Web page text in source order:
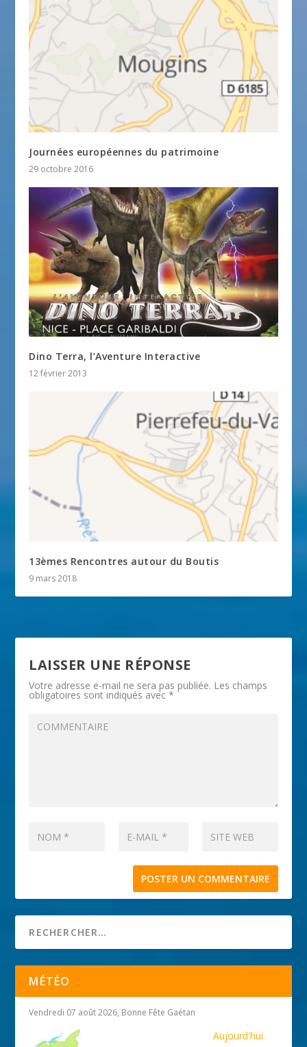
Journées européennes du patrimoine
29 octobre 2016
Dino Terra, l’Aventure Interactive
12 février 2013
13èmes Rencontres autour du Boutis
9 mars 2018
LAISSER UNE RÉPONSE
Votre adresse e-mail ne sera pas publiée. Les champs
obligatoires sont indiqués avec*
MÉTÉO
Vendredi 07 août 2026, Bonne Fête Gaétan
Aujourd'hui